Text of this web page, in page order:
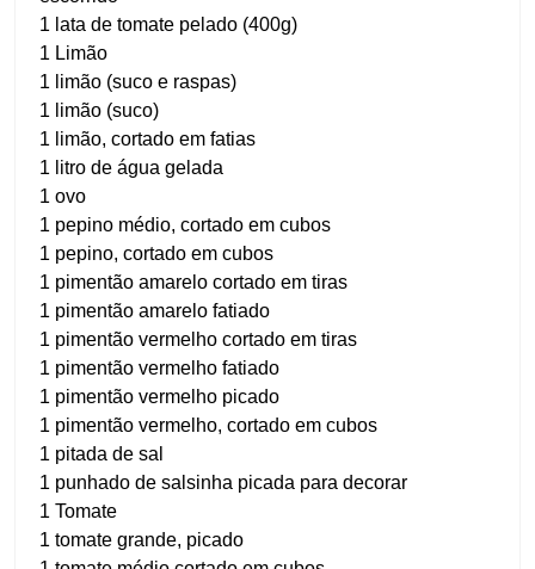
1 lata de tomate pelado (400g)
1 Limão
1 limão (suco e raspas)
1 limão (suco)
1 limão, cortado em fatias
1 litro de água gelada
1 ovo
1 pepino médio, cortado em cubos
1 pepino, cortado em cubos
1 pimentão amarelo cortado em tiras
1 pimentão amarelo fatiado
1 pimentão vermelho cortado em tiras
1 pimentão vermelho fatiado
1 pimentão vermelho picado
1 pimentão vermelho, cortado em cubos
1 pitada de sal
1 punhado de salsinha picada para decorar
1 Tomate
1 tomate grande, picado